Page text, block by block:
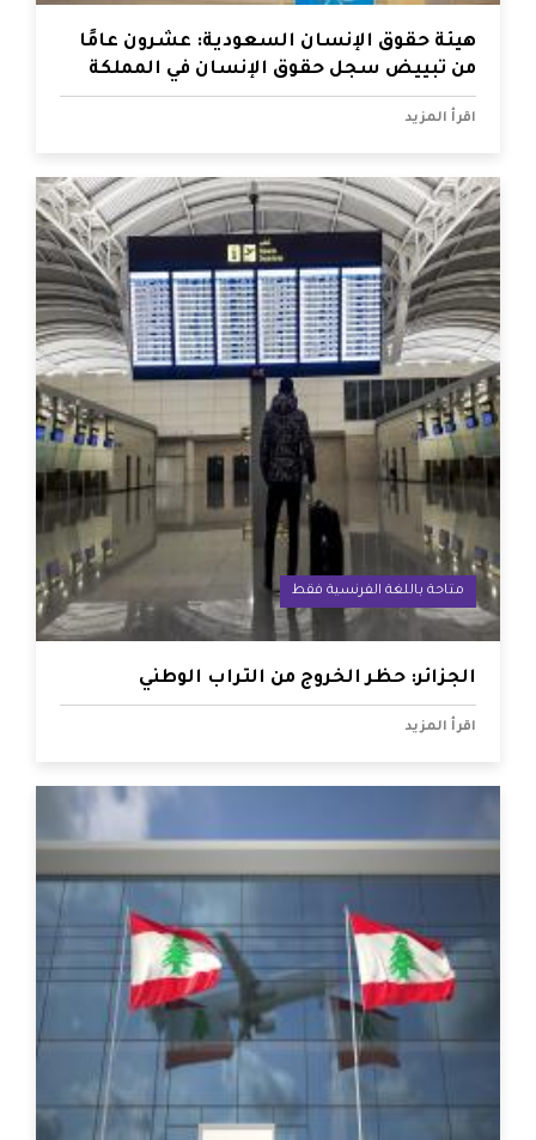
هيئة حقوق الإنسان السعودية: عشرون عامًا
من تبييض سجل حقوق الإنسان في المملكة
اقرأ المزيد
متاحة باللغة الفرنسية فقط
الجزائر: حظر الخروج من التراب الوطني
اقرأ المزيد